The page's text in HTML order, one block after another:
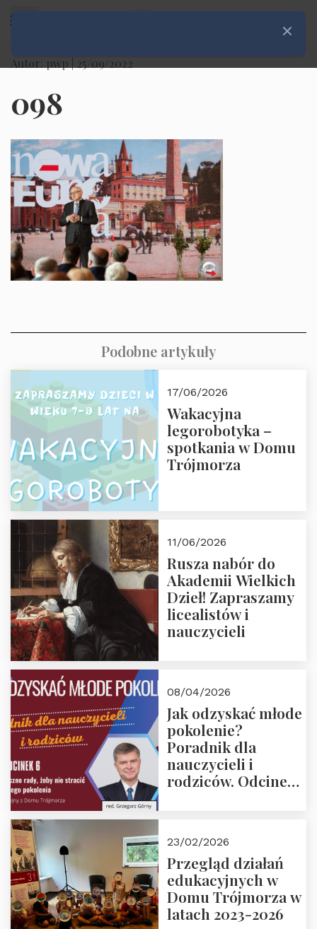
Autor: pwp | 25/09/2022
098
Podobne artykuły
17/06/2026
Wakacyjna
legorobotyka –
spotkania w Domu
Trójmorza
11/06/2026
Rusza nabór do
Akademii Wielkich
Dzieł! Zapraszamy
licealistów i
nauczycieli
08/04/2026
Jak odzyskać młode
pokolenie?
Poradnik dla
nauczycieli i
rodziców. Odcinek
Rozmawiają red.
Grzegorz Górny i
prof. Michał
Łuczewski
23/02/2026
Przegląd działań
edukacyjnych w
Domu Trójmorza w
latach 2023-2026
Zamknij